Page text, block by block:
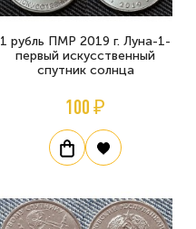
1 рубль ПМР 2019 г. Луна-1-
первый искусственный
спутник солнца
100 ₽